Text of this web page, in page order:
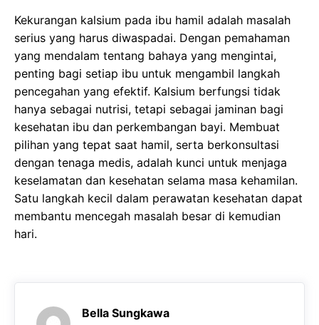
Kekurangan kalsium pada ibu hamil adalah masalah
serius yang harus diwaspadai. Dengan pemahaman
yang mendalam tentang bahaya yang mengintai,
penting bagi setiap ibu untuk mengambil langkah
pencegahan yang efektif. Kalsium berfungsi tidak
hanya sebagai nutrisi, tetapi sebagai jaminan bagi
kesehatan ibu dan perkembangan bayi. Membuat
pilihan yang tepat saat hamil, serta berkonsultasi
dengan tenaga medis, adalah kunci untuk menjaga
keselamatan dan kesehatan selama masa kehamilan.
Satu langkah kecil dalam perawatan kesehatan dapat
membantu mencegah masalah besar di kemudian
hari.
Bella Sungkawa